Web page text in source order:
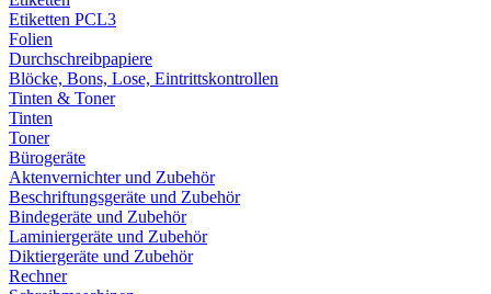
Etiketten PCL3
Folien
Durchschreibpapiere
Blöcke, Bons, Lose, Eintrittskontrollen
Tinten & Toner
Tinten
Toner
Bürogeräte
Aktenvernichter und Zubehör
Beschriftungsgeräte und Zubehör
Bindegeräte und Zubehör
Laminiergeräte und Zubehör
Diktiergeräte und Zubehör
Rechner